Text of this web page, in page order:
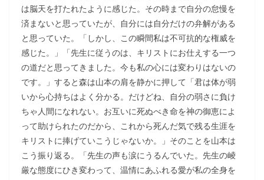
は脳天を打たれたように感じた。その時まで自分の怠慢を
済まないと思っていたが、自分には自分だけの弁解がある
と思っていた。「しかし、この瞬間私は不可抗的な権威を
感じた。」「先生に従うのは、キリストにお仕えする一つ
の道だと思ってきました。今も私の心には変わりはないの
です。」すると森は山本の肩を静かに押して「君は体が弱
いから心持ちはよく分かる。だけどね、自分の弱さに負け
ちゃ人間になれない。お互いに死ぬべき命を神の御恵によ
って助けられたのだから、これから死んだ気で残る生涯を
キリストに捧げていこうじゃないか。」そのことを山本は
こう振り返る。「先生の声も涙にうるんでいた。先生の崚
厳な態度にひき変わって、温情にあふれる愛が私の全身を